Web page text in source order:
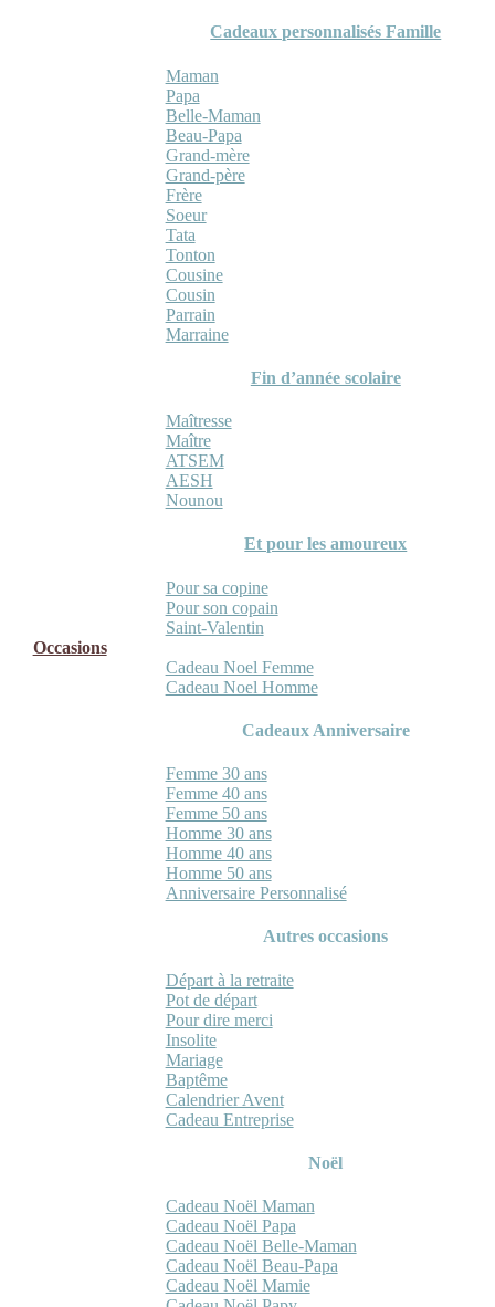
Cadeaux personnalisés Famille
Maman
Papa
Belle-Maman
Beau-Papa
Grand-mère
Grand-père
Frère
Soeur
Tata
Tonton
Cousine
Cousin
Parrain
Marraine
Fin d’année scolaire
Maîtresse
Maître
ATSEM
AESH
Nounou
Et pour les amoureux
Pour sa copine
Pour son copain
Saint-Valentin
Occasions
Cadeau Noel Femme
Cadeau Noel Homme
Cadeaux Anniversaire
Femme 30 ans
Femme 40 ans
Femme 50 ans
Homme 30 ans
Homme 40 ans
Homme 50 ans
Anniversaire Personnalisé
Autres occasions
Départ à la retraite
Pot de départ
Pour dire merci
Insolite
Mariage
Baptême
Calendrier Avent
Cadeau Entreprise
Noël
Cadeau Noël Maman
Cadeau Noël Papa
Cadeau Noël Belle-Maman
Cadeau Noël Beau-Papa
Cadeau Noël Mamie